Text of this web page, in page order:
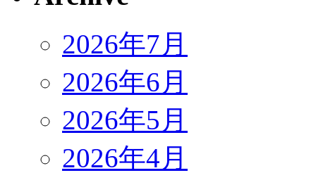
2026年7月
2026年6月
2026年5月
2026年4月